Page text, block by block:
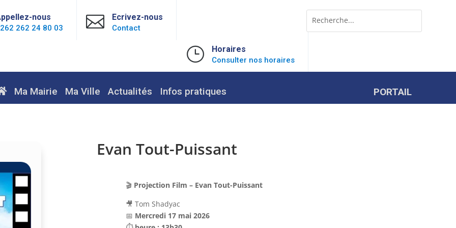
for...
nous
262 24 80 03  Ecrivez-nous
Contact
} Horaires
Consulter nos horaires
Ma Mairie Ma Ville Actualités Infos pratiques PORTAIL
Evan Tout-Puissant
🎬 Projection Film – Evan Tout-Puissant
🎥Tom Shadyac
📅 Mercredi 17 mai 2026